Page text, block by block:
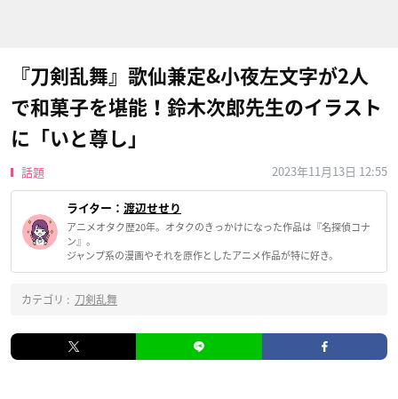
『刀剣乱舞』歌仙兼定&小夜左文字が2人
で和菓子を堪能！鈴木次郎先生のイラスト
に「いと尊し」
話題 2023年11月13日 12:55
ライター： 渡辺せせり
アニメオタク歴20年。オタクのきっかけになった作品は『名探偵コナ
ン』。
ジャンプ系の漫画やそれを原作としたアニメ作品が特に好き。
カテゴリ : 刀剣乱舞